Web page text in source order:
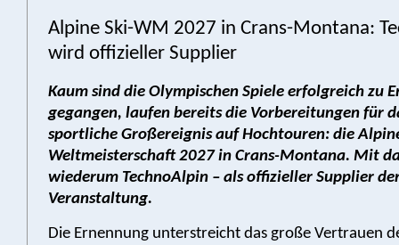
Alpine Ski-WM 2027 in Crans-Montana:
wird offizieller Supplier
Kaum sind die Olympischen Spiele erfolgreich zu
gegangen, laufen bereits die Vorbereitungen für
sportliche Großereignis auf Hochtouren: die
Weltmeisterschaft 2027 in Crans-Montana. Mit
wiederum TechnoAlpin – als offizieller Supplier
Veranstaltung.
Die Ernennung unterstreicht das große Vertrauen